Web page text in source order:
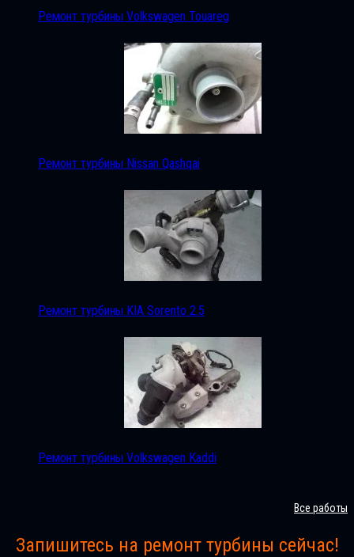
Ремонт турбины Volkswagen Touareg
Ремонт турбины Nissan Qashqai
Ремонт турбины KIA Sorento 2.5
Ремонт турбины Volkswagen Kaddi
Все работы
Запишитесь на ремонт турбины сейчас!